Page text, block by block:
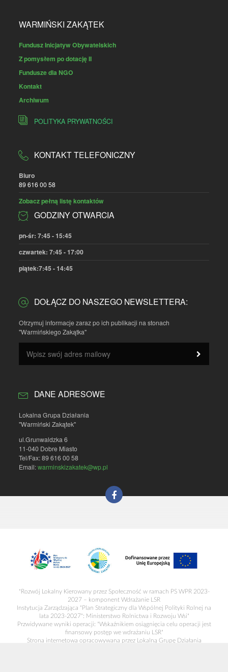
WARMIŃSKI ZAKĄTEK
Fundusz Inicjatyw Obywatelskich
Z pomysłem po dotację II
Fundusze dla NGO
Kontakt
Archiwum
POLITYKA PRYWATNOŚCI
KONTAKT TELEFONICZNY
Biuro
89 616 00 58
Zobacz pełną listę kontaktów
GODZINY OTWARCIA
pn-śr: 7:45 - 15:45
czwartek: 7:45 - 17:00
piątek:7:45 - 14:45
DOŁĄCZ DO NASZEGO NEWSLETTERA:
Otrzymuj informacje zaraz po ich publikacji na stonach
"Warmińskiego Zakątka"
DANE ADRESOWE
Lokalna Grupa Działania
"Warmiński Zakątek"
ul.Grunwaldzka 6
11-040 Dobre Miasto
Tel/Fax: 89 616 00 58
Email:warminskizakatek@wp.pl
"Rozwój Lokalny Kierowany przez Społeczność w ramach PS WPR 2023-
2027 – komponent Wdrażanie LSR
Instytucja Zarządzająca "Plan Strategiczny dla Wspólnej Polityki Rolnej na
lata 2023-2027": Ministerstwo Rolnictwa i Rozwoju Wsi"
Przwidywane wyniki operacji: "Wskaźnikiem osiągnięcia celu operacji jest
finansowy postęp we wdrażaniu LSR"
Strona internetowa opracowywana przez Lokalną Grupę Działania